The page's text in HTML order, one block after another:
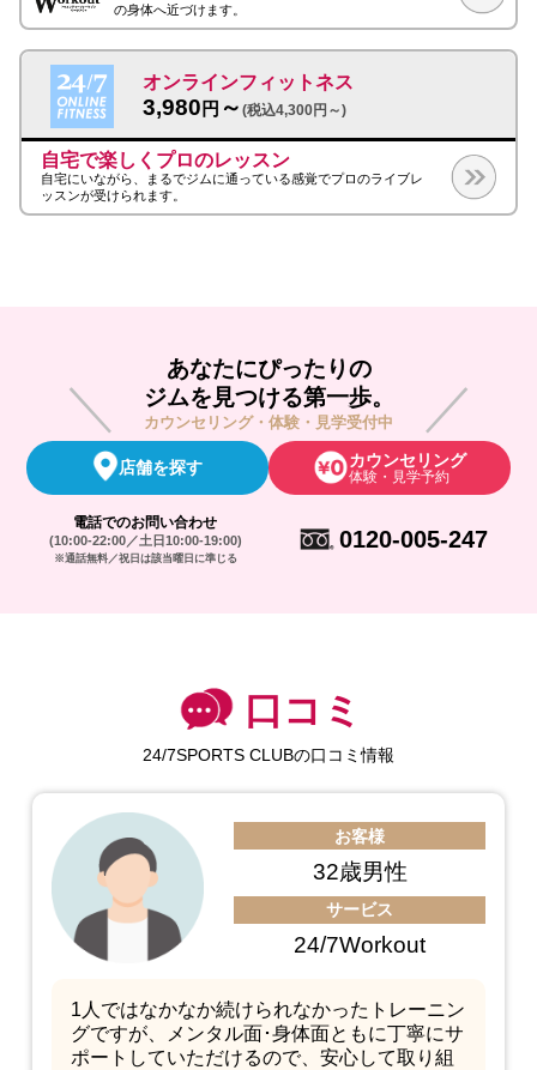
の身体へ近づけます。
オンラインフィットネス
3,980 円 ～ (税込4,300円～)
自宅で楽しくプロのレッスン
自宅にいながら、まるでジムに通っている感覚でプロのライブレ
ッスンが受けられます。
あなたにぴったりの
ジムを見つける第一歩。
カウンセリング・体験・見学受付中
店舗を探す カウンセリング
体験・見学予約
電話でのお問い合わせ
(10:00-22:00／土日10:00-19:00)
※通話無料／祝日は該当曜日に準じる
0120-005-247
口コミ
24/7SPORTS CLUBの口コミ情報
お客様
32歳男性
サービス
24/7Workout
1人ではなかなか続けられなかったトレーニン
グですが、メンタル面･身体面ともに丁寧にサ
ポートしていただけるので、安心して取り組